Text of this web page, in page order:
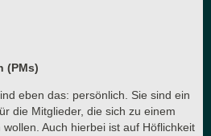
(PMs)
eben das: persönlich. Sie sind ein
die Mitglieder, die sich zu einem
Auch hierbei ist auf Höflichkeit